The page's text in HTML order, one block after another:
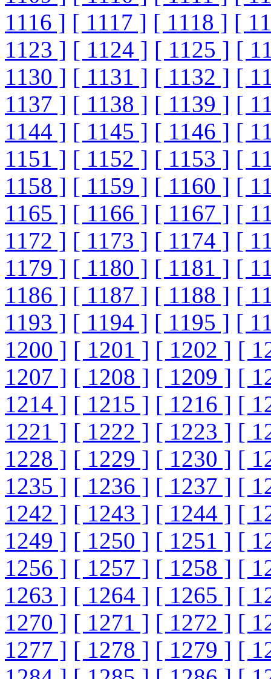
1116 ] [ 1117 ] [ 1118 ] [
1123 ] [ 1124 ] [ 1125 ] [
1130 ] [ 1131 ] [ 1132 ] [
1137 ] [ 1138 ] [ 1139 ] [
1144 ] [ 1145 ] [ 1146 ] [
1151 ] [ 1152 ] [ 1153 ] [
1158 ] [ 1159 ] [ 1160 ] [
1165 ] [ 1166 ] [ 1167 ] [
1172 ] [ 1173 ] [ 1174 ] [
1179 ] [ 1180 ] [ 1181 ] [
1186 ] [ 1187 ] [ 1188 ] [
1193 ] [ 1194 ] [ 1195 ] [
1200 ] [ 1201 ] [ 1202 ] [
1207 ] [ 1208 ] [ 1209 ] [
1214 ] [ 1215 ] [ 1216 ] [
1221 ] [ 1222 ] [ 1223 ] [
1228 ] [ 1229 ] [ 1230 ] [
1235 ] [ 1236 ] [ 1237 ] [
1242 ] [ 1243 ] [ 1244 ] [
1249 ] [ 1250 ] [ 1251 ] [
1256 ] [ 1257 ] [ 1258 ] [
1263 ] [ 1264 ] [ 1265 ] [
1270 ] [ 1271 ] [ 1272 ] [
1277 ] [ 1278 ] [ 1279 ] [